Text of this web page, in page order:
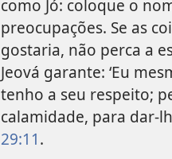
como Jó: coloque o
preocupações. Se as
gostaria, não perca a
Jeová garante: ‘Eu
tenho a seu respeito;
calamidade, para dar-
29:11.